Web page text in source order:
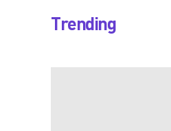
Trending